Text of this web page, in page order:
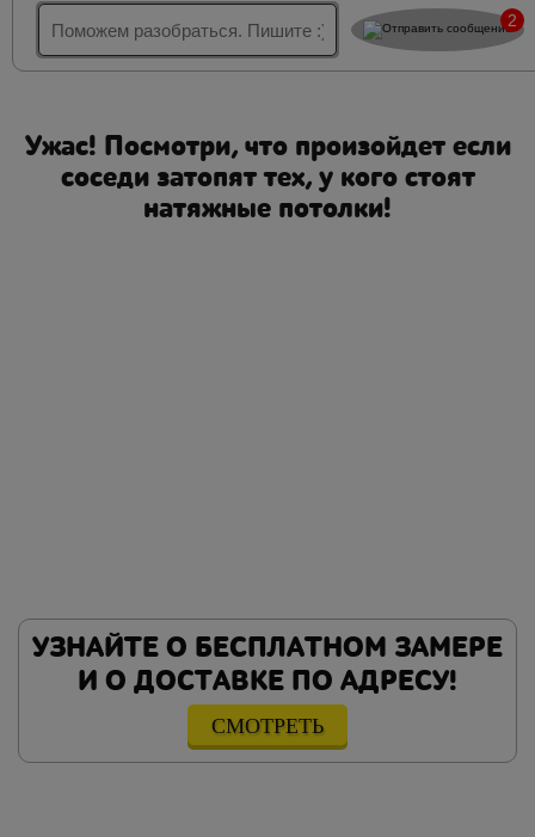
2
Ужас! Посмотри, что произойдет если
соседи затопят тех, у кого стоят
натяжные потолки!
УЗНАЙТЕ О БЕСПЛАТНОМ ЗАМЕРЕ
И О ДОСТАВКЕ ПО АДРЕСУ!
СМОТРЕТЬ